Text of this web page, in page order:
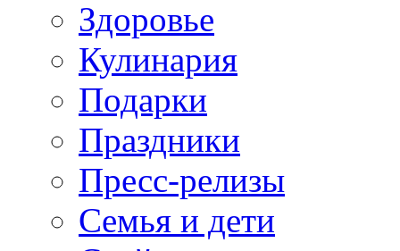
Здоровье
Кулинария
Подарки
Праздники
Пресс-релизы
Семья и дети